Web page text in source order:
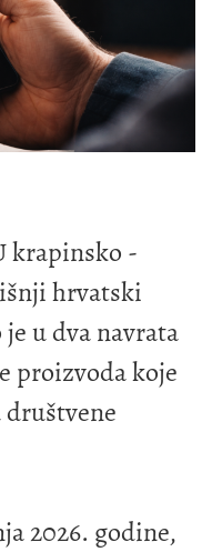
krapinsko -
hrvatski
u dva navrata
proizvoda koje
2026. godine,